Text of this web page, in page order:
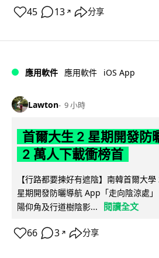
45 13 ↗ 分享
應用軟件 應用軟件 iOS App
Lawton 9 小時
首爾大生 2 星期開發防
2 萬人下載衝榜首
【行路都要揀好有遮陰】南韓首爾大
星期開發防曬導航 App「走向陰涼處
陽仰角及行道樹陰影...
閱讀全文
66 3 ↗ 分享